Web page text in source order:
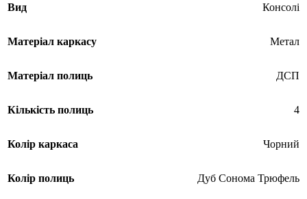
Вид Консолі
Матеріал каркасу Метал
Матеріал полиць ДСП
Кількість полиць 4
Колір каркаса Чорний
Колір полиць Дуб Сонома Трюфель